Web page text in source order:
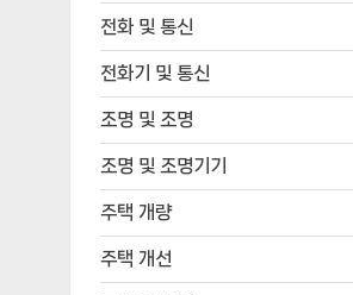
전화 및 통신
전화기 및 통신
조명 및 조명
조명 및 조명기기
주택 개량
주택 개선